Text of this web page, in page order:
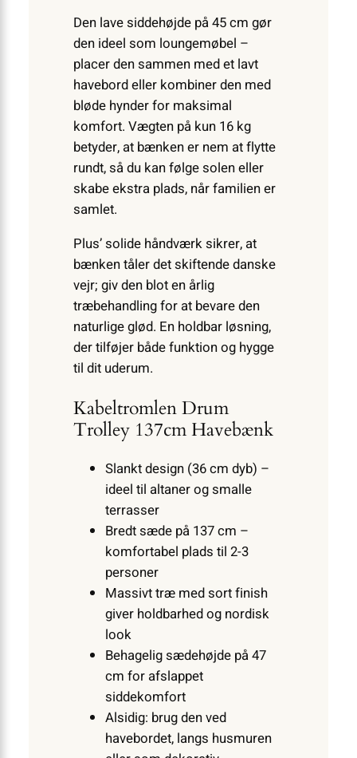
Den lave siddehøjde på 45 cm gør
den ideel som loungemøbel –
placer den sammen med et lavt
havebord eller kombiner den med
bløde hynder for maksimal
komfort. Vægten på kun 16 kg
betyder, at bænken er nem at flytte
rundt, så du kan følge solen eller
skabe ekstra plads, når familien er
samlet.
Plus’ solide håndværk sikrer, at
bænken tåler det skiftende danske
vejr; giv den blot en årlig
træbehandling for at bevare den
naturlige glød. En holdbar løsning,
der tilføjer både funktion og hygge
til dit uderum.
Kabeltromlen Drum
Trolley 137cm Havebænk
Slankt design (36 cm dyb) –
ideel til altaner og smalle
terrasser
Bredt sæde på 137 cm –
komfortabel plads til 2-3
personer
Massivt træ med sort finish
giver holdbarhed og nordisk
look
Behagelig sædehøjde på 47
cm for afslappet
siddekomfort
Alsidig: brug den ved
havebordet, langs husmuren